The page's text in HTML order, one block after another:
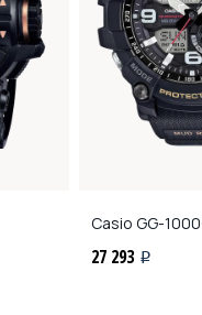
Casio GG-
27 293 i